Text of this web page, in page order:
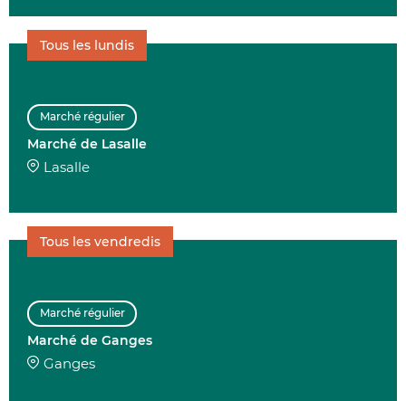
Marché régulier
Marché de Lasalle
Lasalle
Tous les lundis
Marché régulier
Marché de Ganges
Ganges
Tous les vendredis